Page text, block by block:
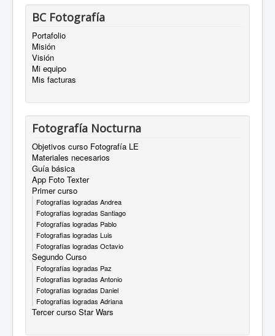
BC Fotografía
Portafolio
Misión
Visión
Mi equipo
Mis facturas
Fotografía Nocturna
Objetivos curso Fotografía LE
Materiales necesarios
Guía básica
App Foto Texter
Primer curso
Fotografías logradas Andrea
Fotografías logradas Santiago
Fotografías logradas Pablo
Fotografias logradas Luis
Fotografías logradas Octavio
Segundo Curso
Fotografías logradas Paz
Fotografías logradas Antonio
Fotografías logradas Daniel
Fotografías logradas Adriana
Tercer curso Star Wars